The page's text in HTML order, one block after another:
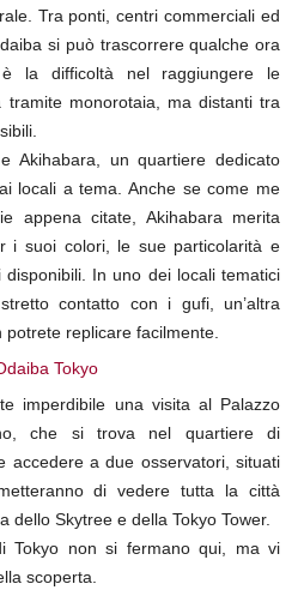
Tra ponti, centri commerciali ed
si può trascorrere qualche ora
è la difficoltà nel raggiungere le
tramite monorotaia, ma distanti tra
Akihabara, un quartiere dedicato
locali a tema. Anche se come me
appena citate, Akihabara merita
i suoi colori, le sue particolarità e
disponibili. In uno dei locali tematici
contatto con i gufi, un’altra
replicare facilmente.
imperdibile una visita al Palazzo
che si trova nel quartiere di
accedere a due osservatori, situati
di vedere tutta la città
dello Skytree e della Tokyo Tower.
Tokyo non si fermano qui, ma vi
scoperta.